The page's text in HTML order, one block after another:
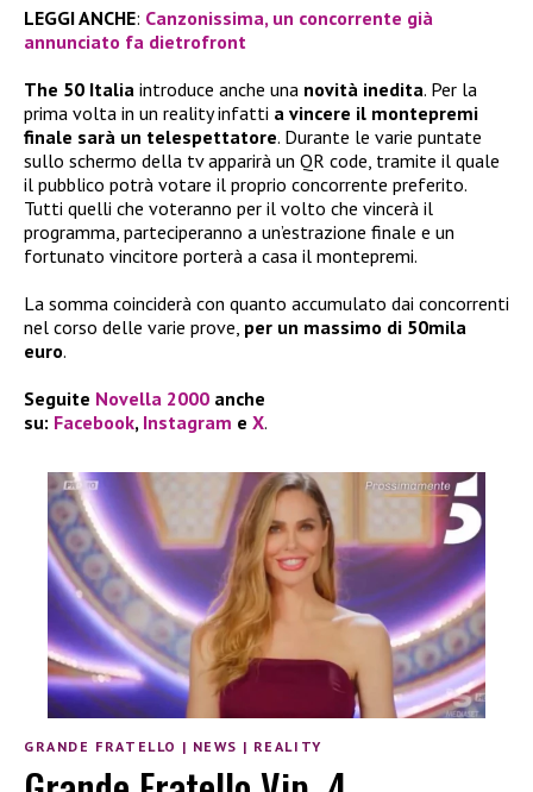
LEGGI ANCHE: Canzonissima, un concorrente già
annunciato fa dietrofront
The 50 Italia introduce anche una novità inedita. Per la
prima volta in un reality infatti a vincere il montepremi
finale sarà un telespettatore. Durante le varie puntate
sullo schermo della tv apparirà un QR code, tramite il quale
il pubblico potrà votare il proprio concorrente preferito.
Tutti quelli che voteranno per il volto che vincerà il
programma, parteciperanno a un’estrazione finale e un
fortunato vincitore porterà a casa il montepremi.
La somma coinciderà con quanto accumulato dai concorrenti
nel corso delle varie prove, per un massimo di 50mila
euro.
Seguite Novella 2000 anche
su: Facebook, Instagram e X.
GRANDE FRATELLO | NEWS | REALITY